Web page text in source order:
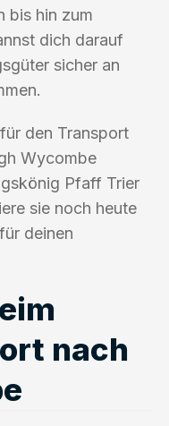
bis hin zum
dich darauf
sicher an
den Transport
Wycombe
Pfaff Trier
sie noch heute
deinen
nach